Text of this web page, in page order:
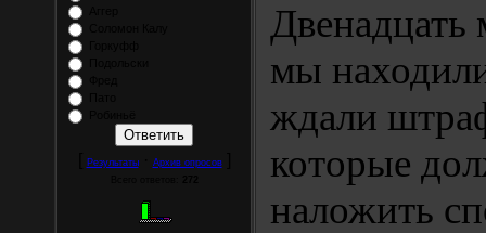
Результаты· Архив опросов]
Двенадцать
мы
ждали
которые
наложить